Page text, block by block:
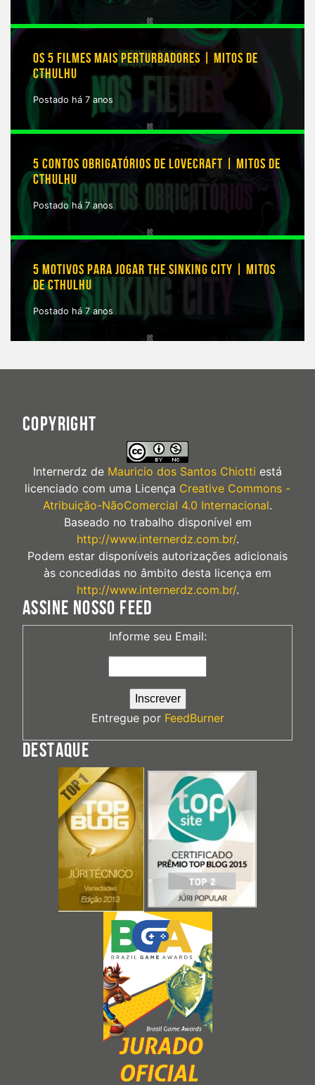
OS 5 FILMES MAIS PERTURBADORES | MITOS DE
CTHULHU
Postado há 7 anos
5 CONTOS OBRIGATÓRIOS DE LOVECRAFT | MITOS DE
CTHULHU
Postado há 7 anos
5 MOTIVOS PARA JOGAR THE SINKING CITY | MITOS
DE CTHULHU
Postado há 7 anos
COPYRIGHT
Internerdz de Mauricio dos Santos Chiotti está
licenciado com uma Licença Creative Commons -
Atribuição-NãoComercial 4.0 Internacional.
Baseado no trabalho disponível em
http://www.internerdz.com.br/.
Podem estar disponíveis autorizações adicionais
às concedidas no âmbito desta licença em
http://www.internerdz.com.br/.
ASSINE NOSSO FEED
Informe seu Email:
Entregue por FeedBurner
DESTAQUE